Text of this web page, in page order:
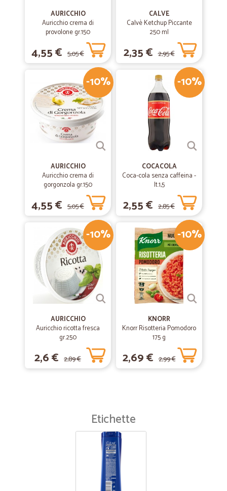
AURICCHIO
Auricchio crema di
provolone gr.150
4,55 € 5,05 €
CALVE
Calvè Ketchup Piccante
250 ml
2,35 € 2,95 €
-10%
AURICCHIO
Auricchio crema di
gorgonzola gr.150
4,55 € 5,05 €
-10%
COCACOLA
Coca-cola senza caffeina -
lt.1,5
2,55 € 2,85 €
-10%
AURICCHIO
Auricchio ricotta fresca
gr.250
2,6 € 2,89 €
-10%
KNORR
Knorr Risotteria Pomodoro
175 g
2,69 € 2,99 €
Etichette